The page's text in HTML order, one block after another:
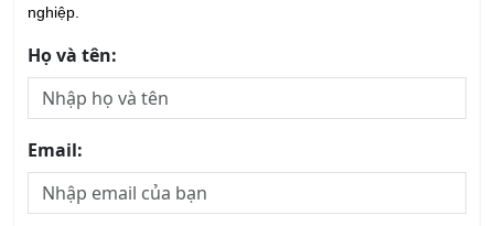
Khóa Học Kỹ Năng Tư Vấn Bán Hàng Chuyên
Nghiệp
20/08/2026
Khóa học Xây dựng và Quản trị Thương Hiệu